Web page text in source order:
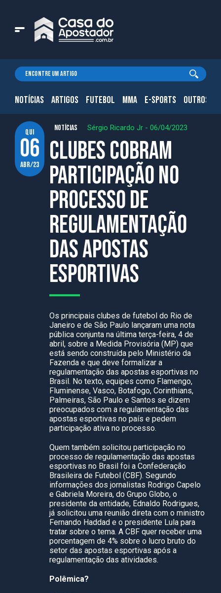
NOTÍCIAS ARTIGOS FUTEBOL MMA E-SPORTS OUTROS.
qui
06
abr/23
NOTÍCIAS Sérgio Ricardo Jr - 06/04/2023
Clubes cobram
participação no
processo de
regulamentação
das apostas
esportivas
Os principais clubes de futebol do Rio de
Janeiro e de São Paulo lançaram uma nota
pública conjunta na última terça-feira, 4 de
abril, sobre a Medida Provisória (MP) que
está sendo construída pelo Ministério da
Fazenda e que deve formalizar a
regulamentação das apostas esportivas no
Brasil. No texto, equipes como Flamengo,
Fluminense, Vasco, Botafogo, Corinthians,
Palmeiras, São Paulo e Santos se dizem
preocupados com a regulamentação das
apostas esportivas no país e pedem
participação ativa no processo.
Quem também solicitou participação no
processo de regulamentação das apostas
esportivas no Brasil foi a Confederação
Brasileira de Futebol (CBF). Segundo
informações dos jornalistas Rodrigo Capelo
e Gabriela Moreira, do Grupo Globo, o
presidente da entidade, Ednaldo Rodrigues,
já solicitou uma reunião direta com o ministro
Fernando Haddad e o presidente Lula para
tratar sobre o tema. A CBF quer receber uma
porcentagem de 4% sobre o lucro bruto do
setor das apostas esportivas após a
regulamentação das atividades.
Polêmica?